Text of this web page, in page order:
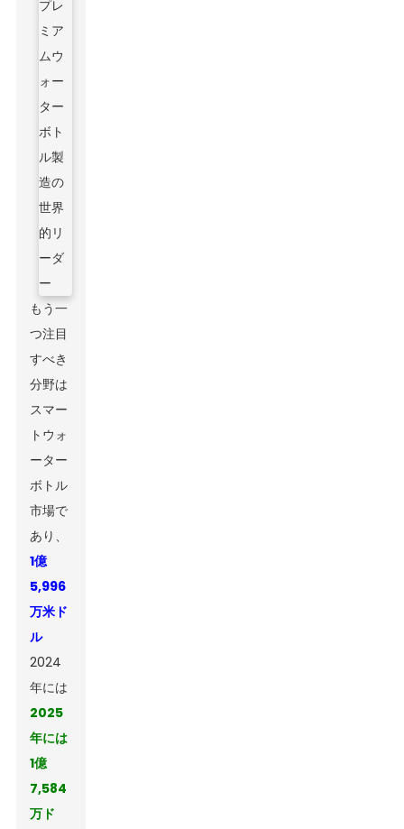
もう一
つ注目
すべき
分野は
スマー
トウォ
ーター
ボトル
市場で
あり、
1億
5,996
万米ド
ル
2024
年には
2025
年には
1億
7,584
万ド